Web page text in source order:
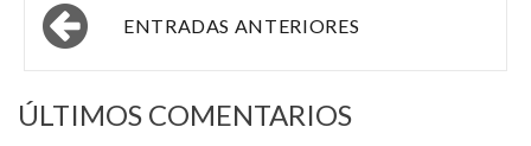
Navegación
de
ENTRADAS ANTERIORES
ÚLTIMOS COMENTARIOS